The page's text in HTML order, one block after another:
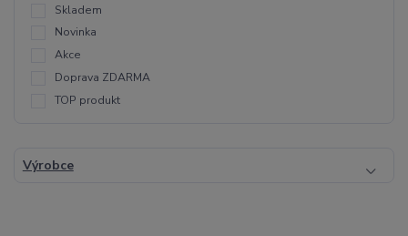
Skladem
Novinka
Akce
Doprava ZDARMA
TOP produkt
Výrobce